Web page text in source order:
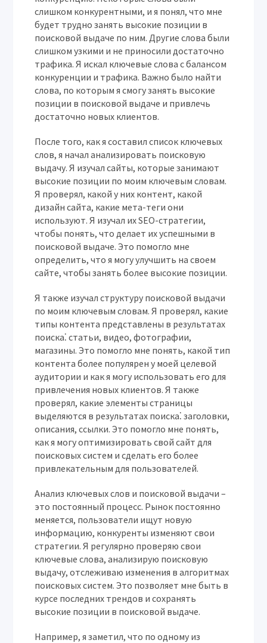
слишком конкурентными, и я понял, что мне
будет трудно занять высокие позиции в
поисковой выдаче по ним. Другие слова были
слишком узкими и не приносили достаточно
трафика. Я искал ключевые слова с балансом
конкуренции и трафика. Важно было найти
слова, по которым я смогу занять высокие
позиции в поисковой выдаче и привлечь
достаточно новых клиентов.
После того, как я составил список ключевых
слов, я начал анализировать поисковую
выдачу. Я изучал сайты, которые занимают
высокие позиции по моим ключевым словам.
Я проверял, какой у них контент, какой
дизайн сайта, какие мета-теги они
используют. Я изучал их SEO-стратегии,
чтобы понять, что делает их успешными в
поисковой выдаче. Это помогло мне
определить, что я могу улучшить на своем
сайте, чтобы занять более высокие позиции.
Я также изучал структуру поисковой выдачи
по моим ключевым словам. Я проверял, какие
типы контента представлены в результатах
поиска⁚ статьи, видео, фотографии,
магазины. Это помогло мне понять, какой тип
контента более популярен у моей целевой
аудитории и как я могу использовать его для
привлечения новых клиентов. Я также
проверял, какие элементы страницы
выделяются в результатах поиска⁚ заголовки,
описания, ссылки. Это помогло мне понять,
как я могу оптимизировать свой сайт для
поисковых систем и сделать его более
привлекательным для пользователей.
Анализ ключевых слов и поисковой выдачи –
это постоянный процесс. Рынок постоянно
меняется, пользователи ищут новую
информацию, конкуренты изменяют свои
стратегии. Я регулярно проверяю свои
ключевые слова, анализирую поисковую
выдачу, отслеживаю изменения в алгоритмах
поисковых систем. Это позволяет мне быть в
курсе последних трендов и сохранять
высокие позиции в поисковой выдаче.
Например, я заметил, что по одному из